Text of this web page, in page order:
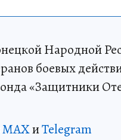
Народной
боевых
«Защитники
MAXиTelegram